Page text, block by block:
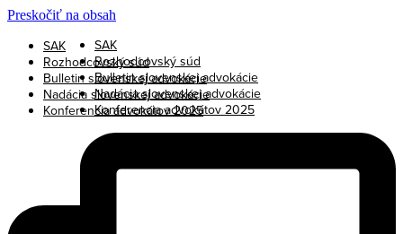
Preskočiť na obsah
SAK
Rozhodcovský súd
Bulletin slovenskej advokácie
Nadácia slovenskej advokácie
Konferencia advokátov 2025
SAK
Rozhodcovský súd
Bulletin slovenskej advokácie
Nadácia slovenskej advokácie
Konferencia advokátov 2025